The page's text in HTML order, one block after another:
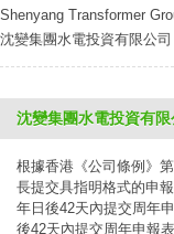
Shenyang Transformer
沈變集團水電投資有限公司
沈變集團水電投資有
根據香港《公司條例》
長提交具指明格式的申
年日後42天內提交周年
後42天內提交周年申報表